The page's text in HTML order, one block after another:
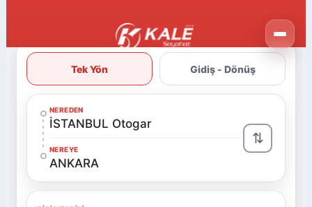
Tek Yön Gidiş - Dönüş
NEREDEN
İSTANBUL Otogar
NEREYE
ANKARA
⇅